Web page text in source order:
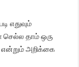
எதுவும்
தாம் ஒரு
அறிக்கை